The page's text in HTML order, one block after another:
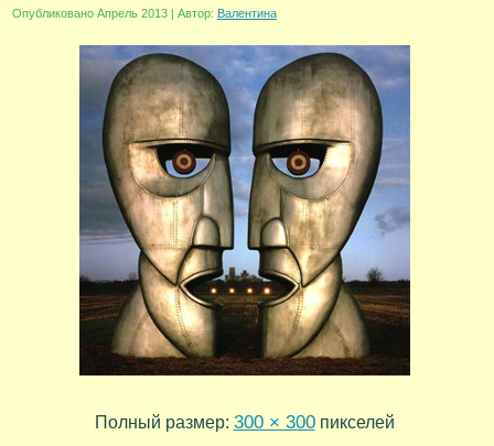
Опубликовано Апрель 2013 | Автор: Валентина
Полный размер: 300 × 300пикселей